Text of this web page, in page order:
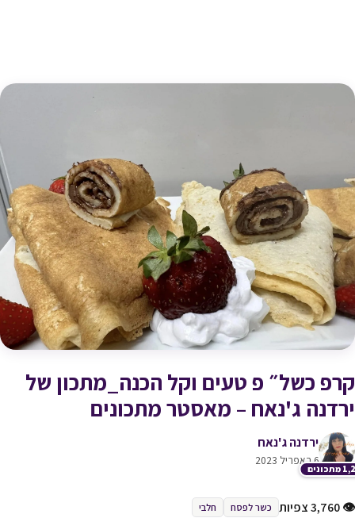
קרפ כשל״ פ טעים וקל הכנה_מתכון של
ירדנה ג'נאח – מאסטר מתכונים
ירדנה ג'נאח
6 באפריל 2023
👁 3,760 צפיות כשר לפסח חלבי